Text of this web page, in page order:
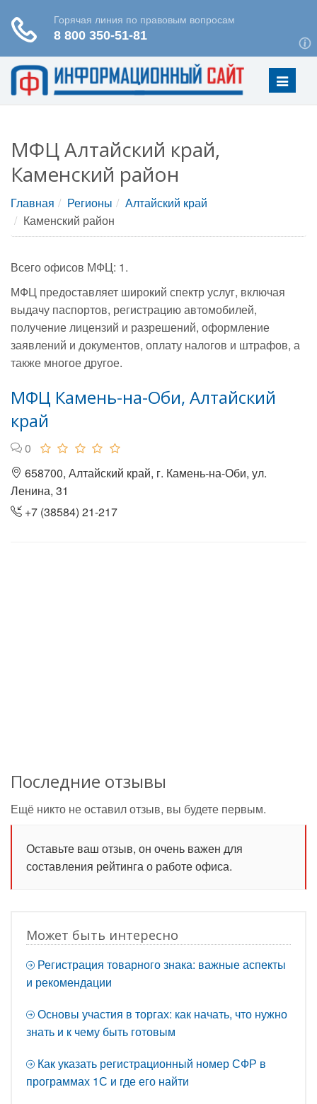
Меню
МФЦ Алтайский край,
Каменский район
Главная Регионы
Алтайский край
Каменский район
Всего офисов МФЦ: 1.
МФЦ предоставляет широкий спектр услуг, включая
выдачу паспортов, регистрацию автомобилей,
получение лицензий и разрешений, оформление
заявлений и документов, оплату налогов и штрафов, а
также многое другое.
МФЦ Камень-на-Оби, Алтайский
край
0
658700, Алтайский край, г. Камень-на-Оби, ул.
Ленина, 31
+7 (38584) 21-217
Последние отзывы
Ещё никто не оставил отзыв, вы будете первым.
Оставьте ваш отзыв, он очень важен для
составления рейтинга о работе офиса.
Может быть интересно
Регистрация товарного знака: важные аспекты
и рекомендации
Основы участия в торгах: как начать, что нужно
знать и к чему быть готовым
Как указать регистрационный номер СФР в
программах 1С и где его найти